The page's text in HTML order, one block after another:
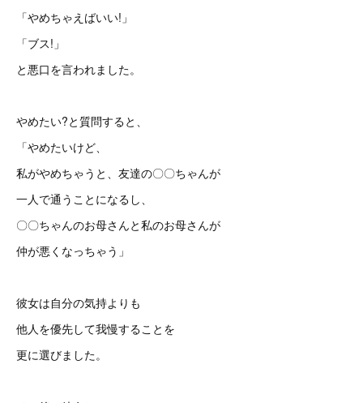
「やめちゃえばいい!」
「ブス!」
と悪口を言われました。
やめたい?と質問すると、
「やめたいけど、
私がやめちゃうと、友達の〇〇ちゃんが
一人で通うことになるし、
〇〇ちゃんのお母さんと私のお母さんが
仲が悪くなっちゃう」
彼女は自分の気持よりも
他人を優先して我慢することを
更に選びました。